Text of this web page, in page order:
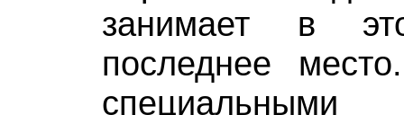
занимает в
последнее